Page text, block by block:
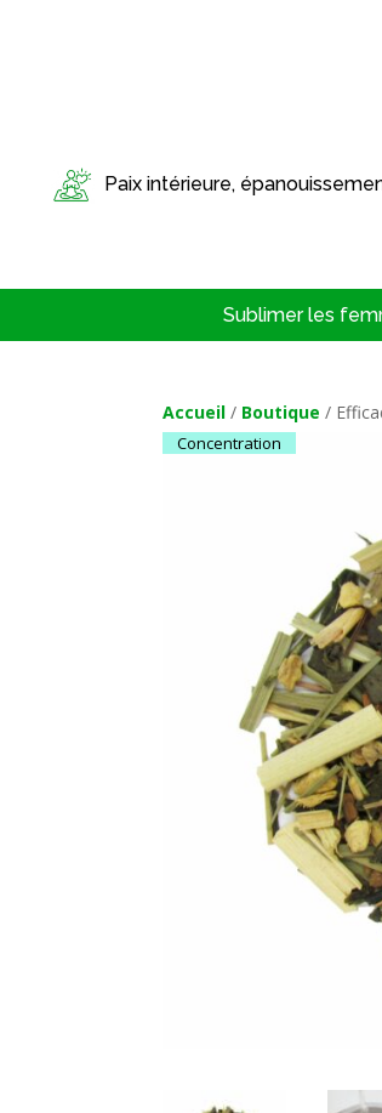
Paix intérieure,
Sublimer les
Accueil / Boutique /
Concentration